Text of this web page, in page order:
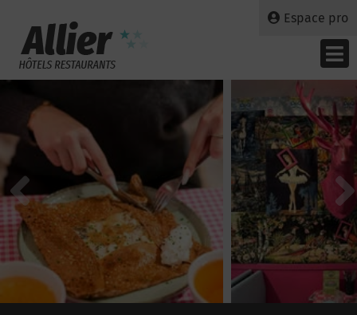
Espace pro